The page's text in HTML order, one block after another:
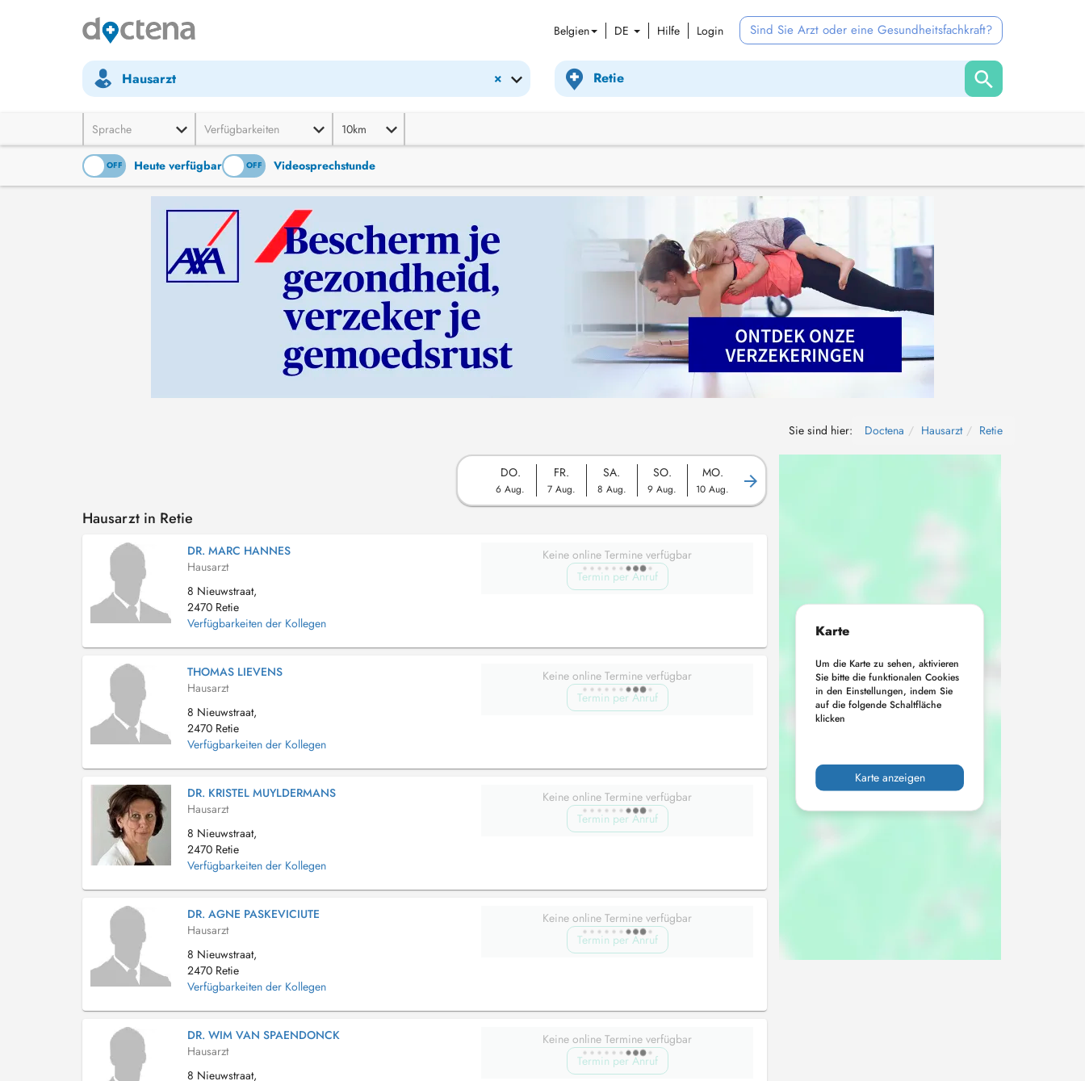
Belgien DE Hilfe Login Sind Sie Arzt oder eine Gesundheitsfachkraft?
×
Hausarzt
Sprache Verfügbarkeiten 10km
OFF Heute verfügbar
ON OFF Videosprechstunde
Sie sind hier: Doctena Hausarzt Retie
DO.
6 Aug.
FR.
7 Aug.
SA.
8 Aug.
SO.
9 Aug.
MO.
10 Aug.
Hausarzt in Retie
DR. MARC HANNES
Hausarzt
8 Nieuwstraat,
2470 Retie
Verfügbarkeiten der Kollegen
Keine online Termine verfügbar
Termin per Anruf
THOMAS LIEVENS
Hausarzt
8 Nieuwstraat,
2470 Retie
Verfügbarkeiten der Kollegen
Keine online Termine verfügbar
Termin per Anruf
DR. KRISTEL MUYLDERMANS
Hausarzt
8 Nieuwstraat,
2470 Retie
Verfügbarkeiten der Kollegen
Keine online Termine verfügbar
Termin per Anruf
DR. AGNE PASKEVICIUTE
Hausarzt
8 Nieuwstraat,
2470 Retie
Verfügbarkeiten der Kollegen
Keine online Termine verfügbar
Termin per Anruf
DR. WIM VAN SPAENDONCK
Hausarzt
8 Nieuwstraat,
Keine online Termine verfügbar
Termin per Anruf
Karte
Um die Karte zu sehen, aktivieren
Sie bitte die funktionalen Cookies
in den Einstellungen, indem Sie
auf die folgende Schaltfläche
klicken
Karte anzeigen